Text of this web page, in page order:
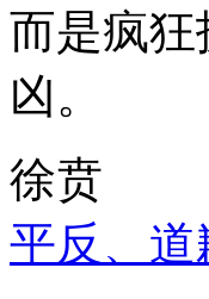
而是疯
凶。
徐贲
平反、